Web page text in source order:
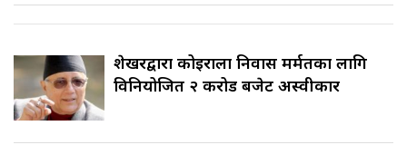
शेखरद्वारा कोइराला निवास मर्मतका लागि
विनियोजित २ करोड बजेट अस्वीकार